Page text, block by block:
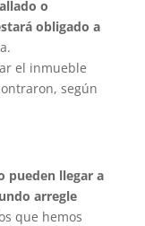
o
obligado a
el inmueble
según
pueden llegar a
arregle
que hemos